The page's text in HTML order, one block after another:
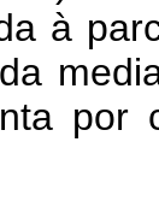
à
por